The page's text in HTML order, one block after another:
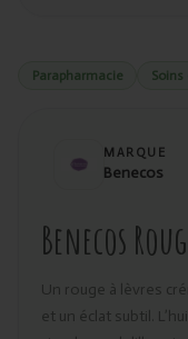
Parapharmacie Soins
MARQUE
Benecos
Benecos
Un rouge à lèvres
et un éclat subtil.